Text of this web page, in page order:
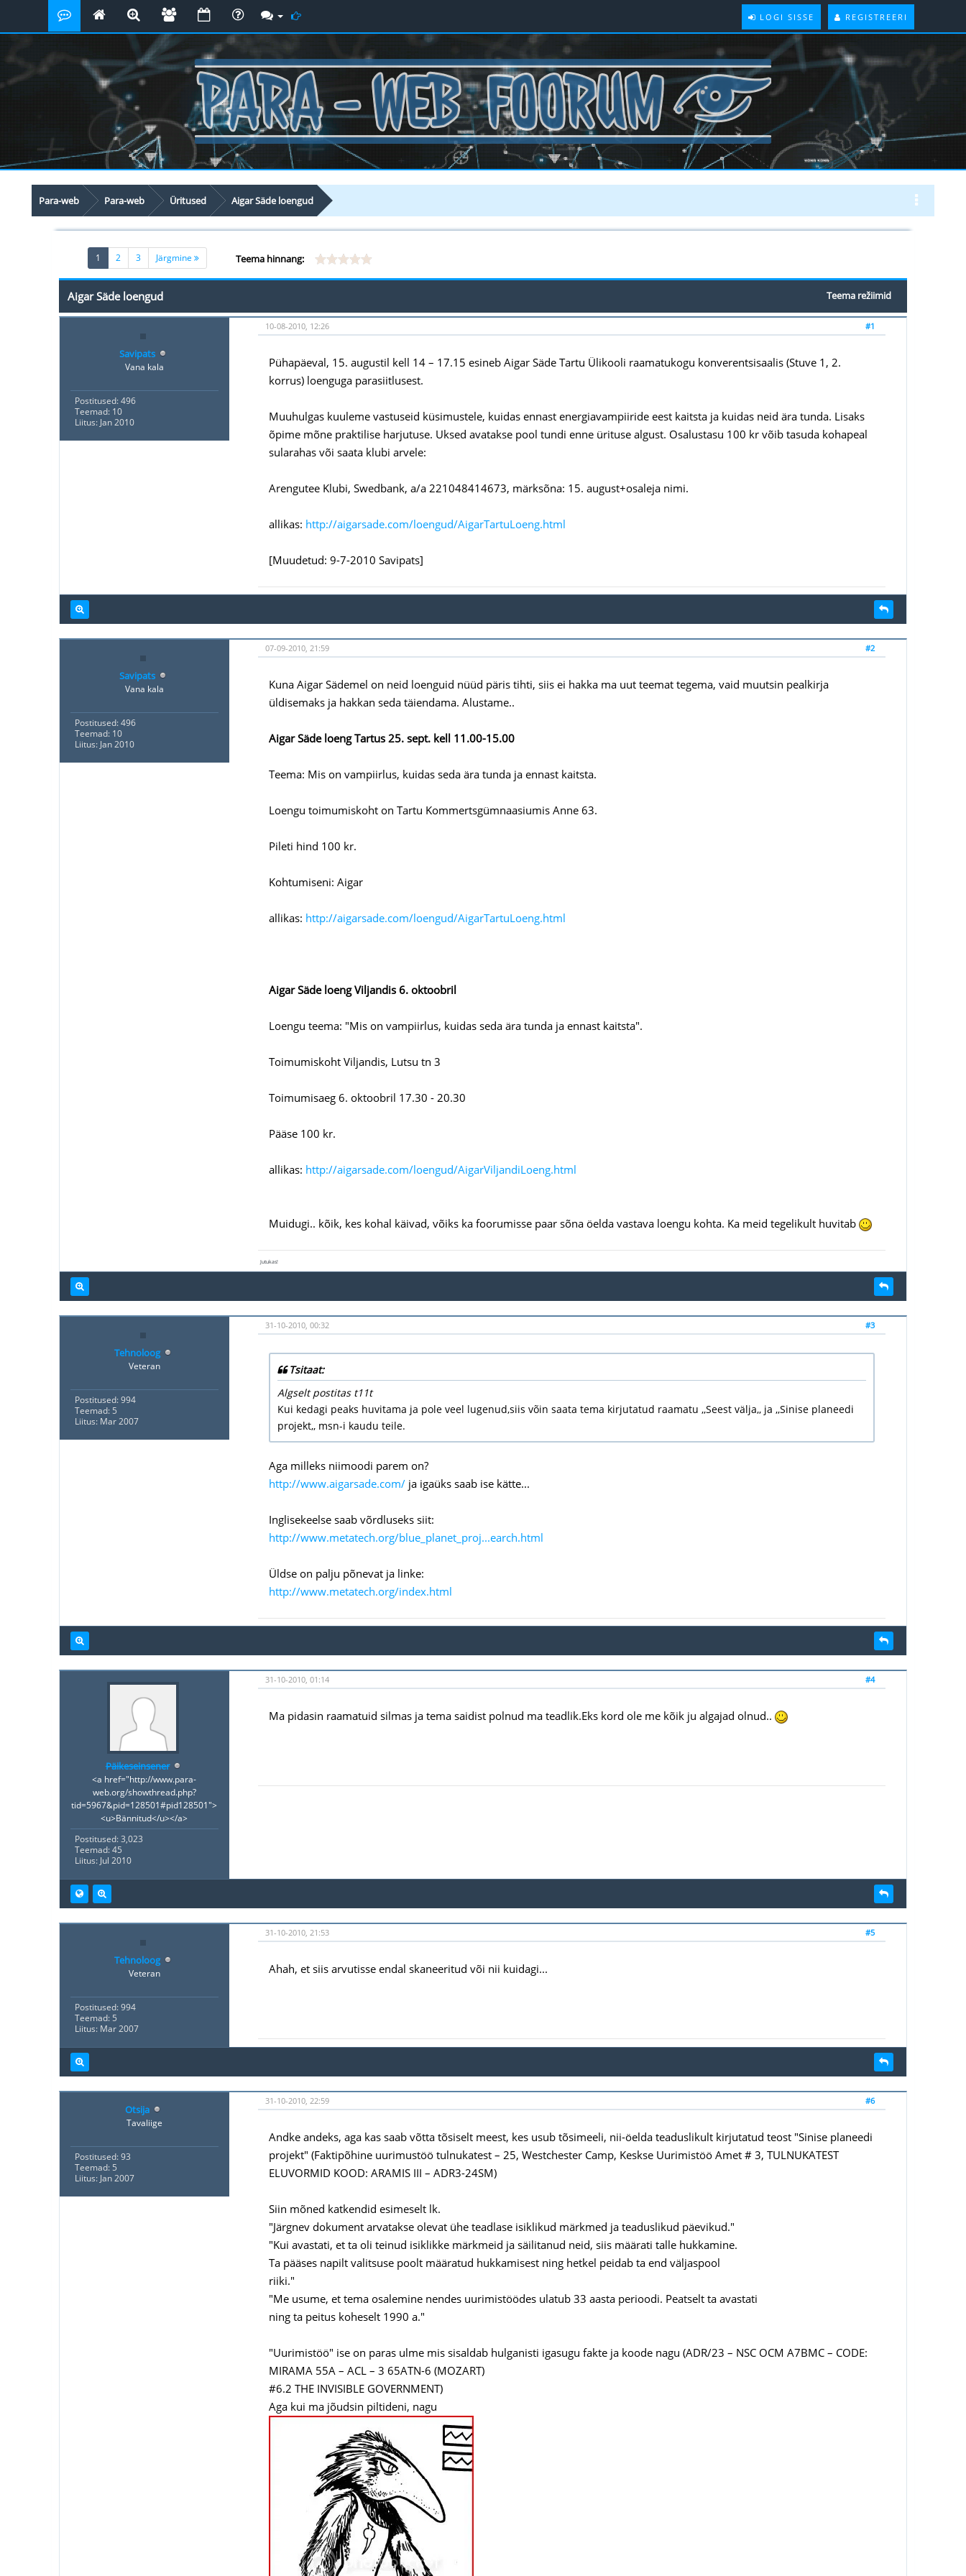
LOGI SISSE REGISTREERI
Para-web Para-web Üritused Aigar Säde loengud
1 (current)
2 3 Järgmine Teema hinnang:
Teema režiimid
Aigar Säde loengud
Savipats
Vana kala
Postitused: 496
Teemad: 10
Liitus: Jan 2010
#1
10-08-2010, 12:26
Pühapäeval, 15. augustil kell 14 – 17.15 esineb Aigar Säde Tartu Ülikooli raamatukogu konverentsisaalis (Stuve 1, 2.
korrus) loenguga parasiitlusest.
Muuhulgas kuuleme vastuseid küsimustele, kuidas ennast energiavampiiride eest kaitsta ja kuidas neid ära tunda. Lisaks
õpime mõne praktilise harjutuse. Uksed avatakse pool tundi enne ürituse algust. Osalustasu 100 kr võib tasuda kohapeal
sularahas või saata klubi arvele:
Arengutee Klubi, Swedbank, a/a 221048414673, märksõna: 15. august+osaleja nimi.
allikas: http://aigarsade.com/loengud/AigarTartuLoeng.html
[Muudetud: 9-7-2010 Savipats]
Savipats
Vana kala
Postitused: 496
Teemad: 10
Liitus: Jan 2010
#2
07-09-2010, 21:59
Kuna Aigar Sädemel on neid loenguid nüüd päris tihti, siis ei hakka ma uut teemat tegema, vaid muutsin pealkirja
üldisemaks ja hakkan seda täiendama. Alustame..
Aigar Säde loeng Tartus 25. sept. kell 11.00-15.00
Teema: Mis on vampiirlus, kuidas seda ära tunda ja ennast kaitsta.
Loengu toimumiskoht on Tartu Kommertsgümnaasiumis Anne 63.
Pileti hind 100 kr.
Kohtumiseni: Aigar
allikas: http://aigarsade.com/loengud/AigarTartuLoeng.html
Aigar Säde loeng Viljandis 6. oktoobril
Loengu teema: "Mis on vampiirlus, kuidas seda ära tunda ja ennast kaitsta".
Toimumiskoht Viljandis, Lutsu tn 3
Toimumisaeg 6. oktoobril 17.30 - 20.30
Pääse 100 kr.
allikas: http://aigarsade.com/loengud/AigarViljandiLoeng.html
Muidugi.. kõik, kes kohal käivad, võiks ka foorumisse paar sõna öelda vastava loengu kohta. Ka meid tegelikult huvitab
Jutukas!
Tehnoloog
Veteran
Postitused: 994
Teemad: 5
Liitus: Mar 2007
#3
31-10-2010, 00:32
Tsitaat:
Algselt postitas t11t
Kui kedagi peaks huvitama ja pole veel lugenud,siis võin saata tema kirjutatud raamatu ,,Seest välja,, ja ,,Sinise planeedi
projekt,, msn-i kaudu teile.
Aga milleks niimoodi parem on?
http://www.aigarsade.com/ja igaüks saab ise kätte...
Inglisekeelse saab võrdluseks siit:
http://www.metatech.org/blue_planet_proj...earch.html
Üldse on palju põnevat ja linke:
http://www.metatech.org/index.html
Päikeseinsener
<a href="http://www.para-
web.org/showthread.php?
tid=5967&pid=128501#pid128501">
<u>Bännitud</u></a>
Postitused: 3,023
Teemad: 45
Liitus: Jul 2010
#4
31-10-2010, 01:14
Ma pidasin raamatuid silmas ja tema saidist polnud ma teadlik.Eks kord ole me kõik ju algajad olnud..
Tehnoloog
Veteran
Postitused: 994
Teemad: 5
Liitus: Mar 2007
#5
31-10-2010, 21:53
Ahah, et siis arvutisse endal skaneeritud või nii kuidagi...
Otsija
Tavaliige
Postitused: 93
Teemad: 5
Liitus: Jan 2007
#6
31-10-2010, 22:59
Andke andeks, aga kas saab võtta tõsiselt meest, kes usub tõsimeeli, nii-öelda teaduslikult kirjutatud teost "Sinise planeedi
projekt" (Faktipõhine uurimustöö tulnukatest – 25, Westchester Camp, Keskse Uurimistöö Amet # 3, TULNUKATEST
ELUVORMID KOOD: ARAMIS III – ADR3-24SM)
Siin mõned katkendid esimeselt lk.
"Järgnev dokument arvatakse olevat ühe teadlase isiklikud märkmed ja teaduslikud päevikud."
"Kui avastati, et ta oli teinud isiklikke märkmeid ja säilitanud neid, siis määrati talle hukkamine.
Ta pääses napilt valitsuse poolt määratud hukkamisest ning hetkel peidab ta end väljaspool
riiki."
"Me usume, et tema osalemine nendes uurimistöödes ulatub 33 aasta perioodi. Peatselt ta avastati
ning ta peitus koheselt 1990 a."
"Uurimistöö" ise on paras ulme mis sisaldab hulganisti igasugu fakte ja koode nagu (ADR/23 – NSC OCM A7BMC – CODE:
MIRAMA 55A – ACL – 3 65ATN-6 (MOZART)
#6.2 THE INVISIBLE GOVERNMENT)
Aga kui ma jõudsin piltideni, nagu